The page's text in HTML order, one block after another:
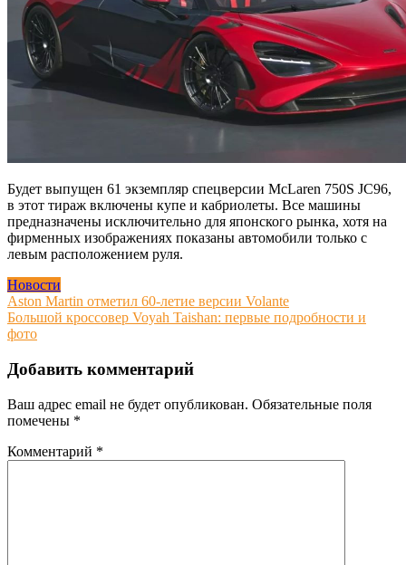
Будет выпущен 61 экземпляр спецверсии McLaren 750S JC96,
в этот тираж включены купе и кабриолеты. Все машины
предназначены исключительно для японского рынка, хотя на
фирменных изображениях показаны автомобили только с
левым расположением руля.
Новости
Навигация
по
Aston Martin отметил 60-летие версии Volante
Большой кроссовер Voyah Taishan: первые подробности и
фото
Добавить комментарий
Ваш адрес email не будет опубликован. Обязательные поля
помечены *
Комментарий *